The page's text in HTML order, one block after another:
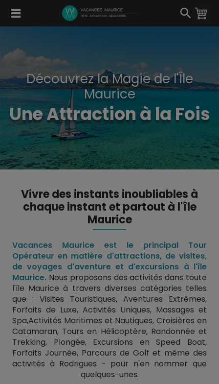
Contenu
Découvrez la Magie de l'Île
Maurice
Une Attraction à la Fois
Vivre des instants inoubliables à
chaque instant et partout à l'île
Maurice
Vacances Maurice est le principal Tour
Opérateur en matière d'attractions, de visites,
de voyages d'aventure et d'excursions à l'île
Maurice. Nous proposons des activités dans toute
l'île Maurice à travers diverses catégories telles
que : Visites Touristiques, Aventures Extrêmes,
Forfaits de Luxe, Activités Uniques, Massages et
Spa,Activités Maritimes et Nautiques,Croisières en
Catamaran, Tours en Hélicoptère, Randonnée et
Trekking, Plongée, Excursions en Speed Boat,
Forfaits Journée, Parcours de Golf et même des
activités à Rodrigues - pour n'en nommer que
quelques-unes.